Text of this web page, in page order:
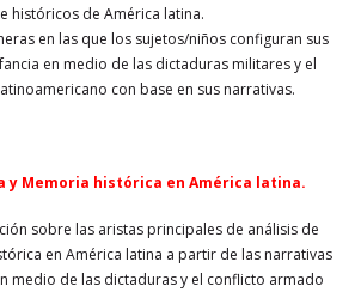
históricos de América latina.
en las que los sujetos/niños configuran sus
en medio de las dictaduras militares y el
con base en sus narrativas.
y Memoria histórica en América latina.
sobre las aristas principales de análisis de
en América latina a partir de las narrativas
medio de las dictaduras y el conflicto armado